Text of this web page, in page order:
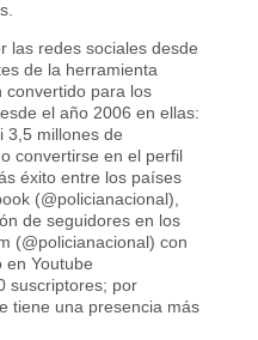
las redes sociales desde
de la herramienta
convertido para los
el año 2006 en ellas:
3,5 millones de
convertirse en el perfil
éxito entre los países
(@policianacional),
de seguidores en los
(@policianacional) con
en Youtube
suscriptores; por
tiene una presencia más